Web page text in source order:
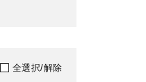
全選択/解除